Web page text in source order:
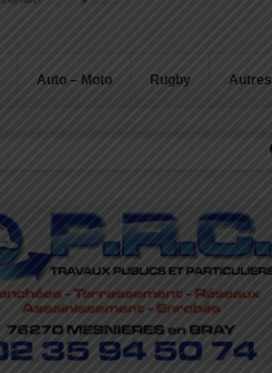
Auto – Moto Rugby Autres